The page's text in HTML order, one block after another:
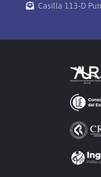
Casilla 113-D